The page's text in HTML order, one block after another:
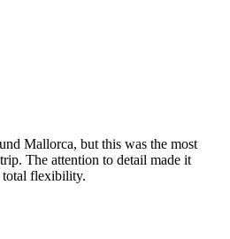
Mallorca, but this was the most
The attention to detail made it
flexibility.